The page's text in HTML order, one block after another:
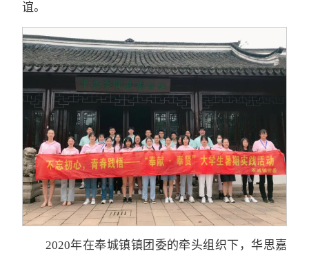
谊。
2020年在奉城镇镇团委的牵头组织下，华思嘉